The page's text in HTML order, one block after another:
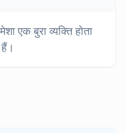
एक बुरा व्यक्ति होता